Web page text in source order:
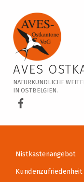
Veranstaltungskalender – AVES Ostkantone VoG
AVES
NATURKUNDLICHE
IN OSTBELGIEN.
AVES
Nistkastenangebot
Kundenzufriedenheit